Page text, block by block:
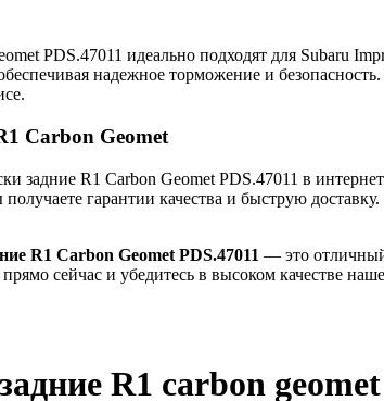
PDS.47011 идеально подходят для Subaru
надежное торможение и
Carbon Geomet
задние R1 Carbon Geomet PDS.47011 в
гарантии качества и быструю
R1 Carbon Geomet PDS.47011 — это
сейчас и убедитесь в высоком качестве
R1 carbon